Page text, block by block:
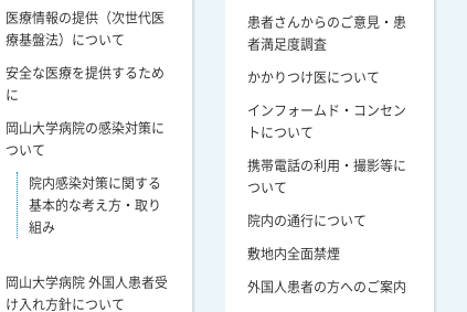
医療情報の提供（次世代医
療基盤法）について
安全な医療を提供するため
に
岡山大学病院の感染対策に
ついて
院内感染対策に関する
基本的な考え方・取り
組み
岡山大学病院 外国人患者受
け入れ方針について
患者さんからのご意見・患
者満足度調査
かかりつけ医について
インフォームド・コンセン
トについて
携帯電話の利用・撮影等に
ついて
院内の通行について
敷地内全面禁煙
外国人患者の方へのご案内